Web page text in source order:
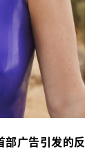
部广告引发的反